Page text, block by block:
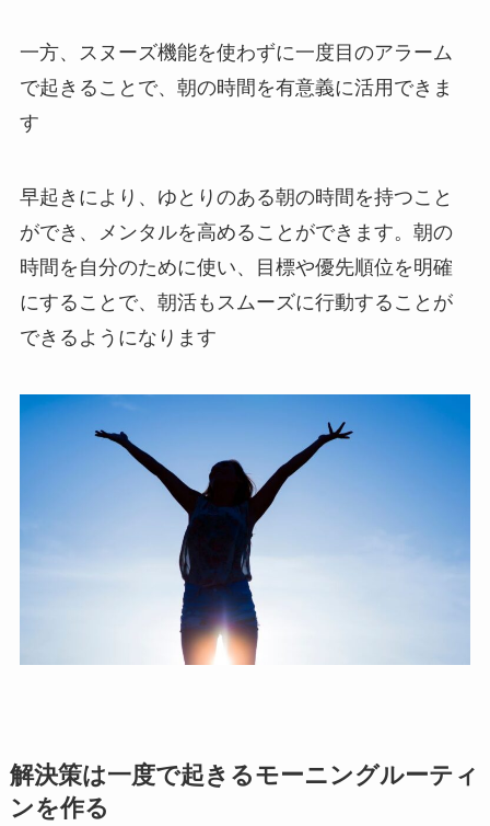
一方、スヌーズ機能を使わずに一度目のアラーム
で起きることで、朝の時間を有意義に活用できま
す
早起きにより、ゆとりのある朝の時間を持つこと
ができ、メンタルを高めることができます。朝の
時間を自分のために使い、目標や優先順位を明確
にすることで、朝活もスムーズに行動することが
できるようになります
解決策は一度で起きるモーニングルーティ
ンを作る